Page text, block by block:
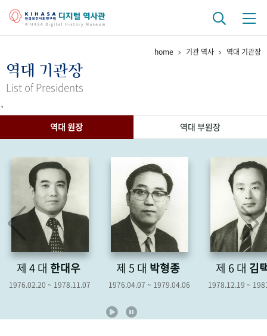
걸어온 길 기관 변천사
연구 역사
정책과 연구 키워드로 보는 연구 역사
연구자들
기록물 아카이브
사진 아카이브 문서 기록물 행정박물
50+1주년 기념
성과 50선 숫자로 보는 50년 50 +1주년 광장
세계와 함께 한 KIHASA
home 기관 역사 역대 기관장
역대 기관장
List of Presidents
`
역대 원장
역대 부원장
제 4 대 한대우
1976.02.20 ~ 1978.11.07
제 5 대 박형종
1976.04.07 ~ 1979.04.06
제 6 대 김
1978.12.19 ~